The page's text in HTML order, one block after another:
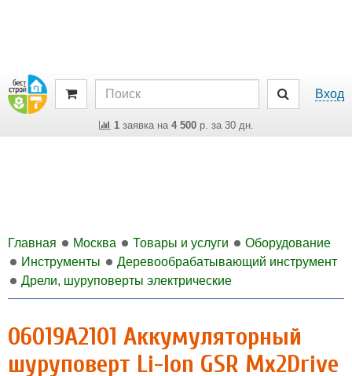
Вход
1заявка на 4 500р. за 30 дн.
Главная Москва Товары и услуги
Оборудование
Инструменты
Деревообрабатывающий инструмент
Дрели, шуруповерты электрические
06019A2101 Аккумуляторный
шуруповерт Li-Ion GSR Mx2Drive